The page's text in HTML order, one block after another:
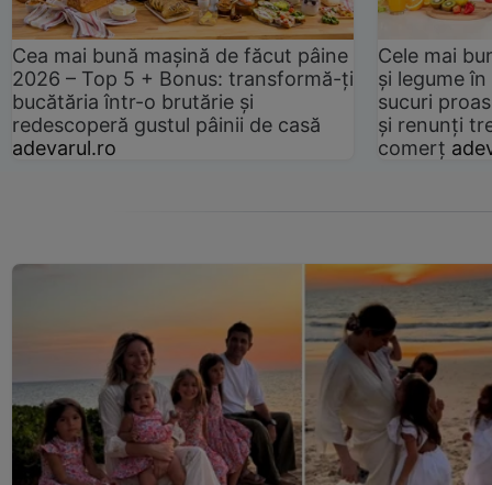
Cea mai bună mașină de făcut pâine
2026 – Top 5 + Bonus: transformă-ți
bucătăria într-o brutărie și
redescoperă gustul pâinii de casă
adevarul.ro
Cele mai
și legume
sucuri
și renunți
comerț